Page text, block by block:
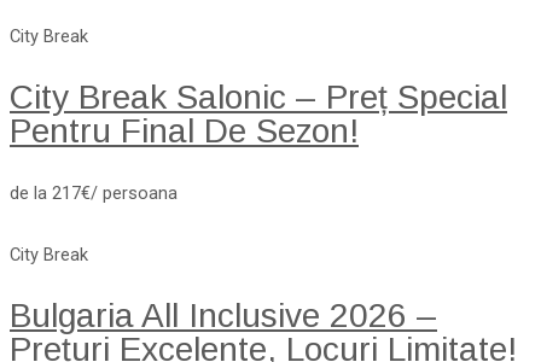
City Break
City Break Salonic – Preț Special
Pentru Final De Sezon!
de la 217€/ persoana
City Break
Bulgaria All Inclusive 2026 –
Prețuri Excelente, Locuri Limitate!